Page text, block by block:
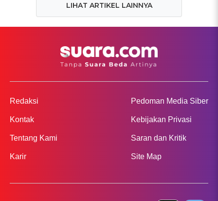
LIHAT ARTIKEL LAINNYA
Redaksi
Kontak
Tentang Kami
Karir
Pedoman Media Siber
Kebijakan Privasi
Saran dan Kritik
Site Map